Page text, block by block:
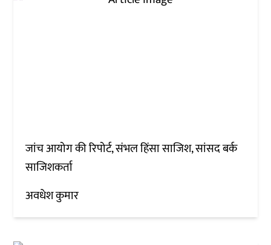
जांच आयोग की रिपोर्ट, संभल हिंसा साजिश, सांसद बर्क
साजिशकर्ता
अवधेश कुमार